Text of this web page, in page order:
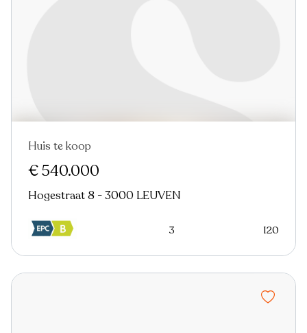
Huis te koop
€ 540.000
Hogestraat 8 - 3000 LEUVEN
3 120